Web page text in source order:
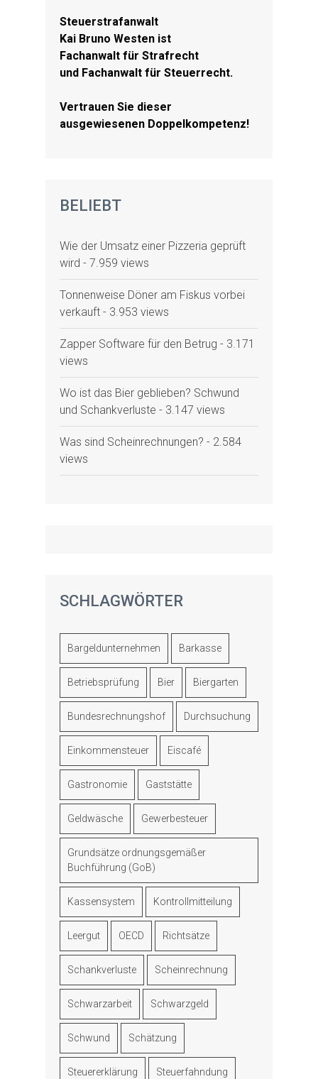
Steuerstrafanwalt
Kai Bruno Westen ist
Fachanwalt für Strafrecht
und Fachanwalt für Steuerrecht.
Vertrauen Sie dieser
ausgewiesenen Doppelkompetenz!
BELIEBT
Wie der Umsatz einer Pizzeria geprüft
wird - 7.959 views
Tonnenweise Döner am Fiskus vorbei
verkauft- 3.953 views
Zapper Software für den Betrug - 3.171
views
Wo ist das Bier geblieben? Schwund
und Schankverluste - 3.147 views
Was sind Scheinrechnungen? - 2.584
views
SCHLAGWÖRTER
Bargeldunternehmen Barkasse
Betriebsprüfung Bier Biergarten
Bundesrechnungshof Durchsuchung
Einkommensteuer Eiscafé
Gastronomie Gaststätte
Geldwäsche Gewerbesteuer
Grundsätze ordnungsgemäßer
Buchführung (GoB)
Kassensystem Kontrollmitteilung
Leergut OECD Richtsätze
Schankverluste Scheinrechnung
Schwarzarbeit Schwarzgeld
Schwund Schätzung
Steuererklärung Steuerfahndung